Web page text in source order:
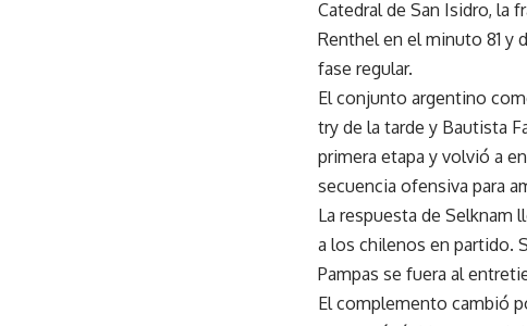
Catedral de San Isidro, la
Renthel en el minuto 81 y
fase regular.
El conjunto argentino
try de la tarde y Bautista
primera etapa y volvió a
secuencia ofensiva para
La respuesta de Selknam
a los chilenos en partido.
Pampas se fuera al
El complemento cambió